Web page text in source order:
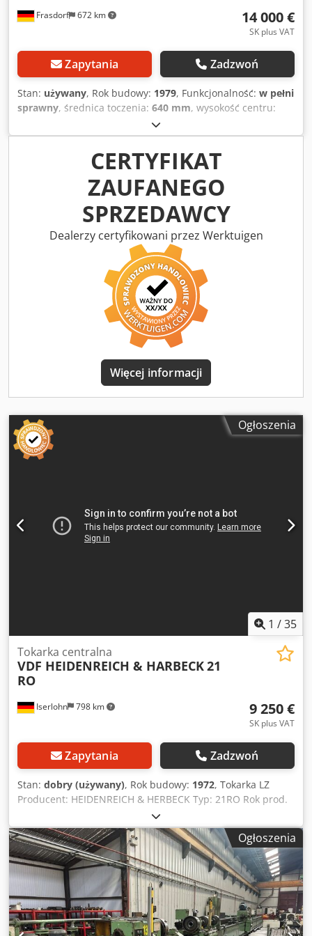
Frasdorf 672 km 14 000 €
SK plus VAT
Zapytania Zadzwoń
Stan: używany, Rok budowy: 1979, Funkcjonalność: w pełni
sprawny, średnica toczenia: 640 mm, wysokość centru:
2 000 mm
z napędem VDF z cyfrowym wyświetlaczem, napędzany
suport górny, posuw w 3 osiach z szybkim posuwem,
uchwyt 3-szczękowy, tarcza tokarska, uchwyt Multifix z 5
wkładkami. Dkodpjxz Edzjfx Aczsr
CERTYFIKAT
ZAUFANEGO
SPRZEDAWCY
Dealerzy certyfikowani przez Werktuigen
Więcej informacji
Ogłoszenia
1 /35
Iserlohn 798 km
Tokarka centralna
VDF HEIDENREICH & HARBECK21
RO
9 250 €
SK plus VAT
Zapytania Zadzwoń
Stan: dobry (używany), Rok budowy: 1972, Tokarka LZ
Producent: HEIDENREICH & HERBECK Typ: 21RO Rok prod.
1972 Wyposażona w szybkozłączny uchwyt Parat (10 szt.),
dokumentację maszynową, zegar gwintujący, kłowe
wrzeciono, uchwyt 250 mm Forkardt. Średnica toczenia
nad łożem: 430 mm Średnica toczenia nad suportem: 255
mm Odległość między kłami: 1000 mm Długość toczenia:
750 mm Zakres obrotów wrzeciona: 19-2000 obr./min,
silnik 5,5 kW Przelot wrzeciona: 56 mm Dalsze dane w
karcie katalogowej Zapotrzebowanie na miejsce: długość
2900 mm, szerokość 1100 mm, wysokość 1300 mm, waga
Ogłoszenia